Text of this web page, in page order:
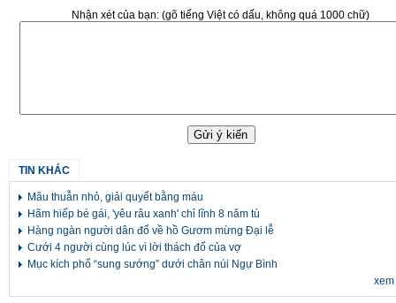
Nhận xét của bạn:(gõ tiếng Việt có dấu, không quá 1000 chữ)
TIN KHÁC
Mâu thuẫn nhỏ, giải quyết bằng máu
Hãm hiếp bé gái, 'yêu râu xanh' chỉ lĩnh 8 năm tù
Hàng ngàn người dân đổ về hồ Gươm mừng Đại lễ
Cưới 4 người cùng lúc vì lời thách đố của vợ
Mục kích phố “sung sướng” dưới chân núi Ngự Bình